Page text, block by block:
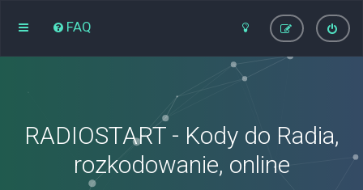
FAQ
RADIOSTART - Kody do Radia,
rozkodowanie, online